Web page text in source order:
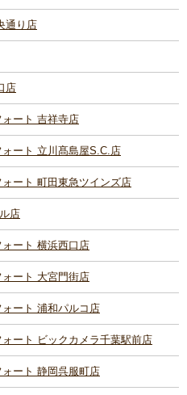
通り店
店
ート 吉祥寺店
ート 立川髙島屋S.C.店
ート 町田東急ツインズ店
店
ート 横浜西口店
ート 大宮門街店
ート 浦和パルコ店
ート ビックカメラ千葉駅前店
ート 静岡呉服町店